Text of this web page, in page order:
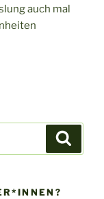
auch mal